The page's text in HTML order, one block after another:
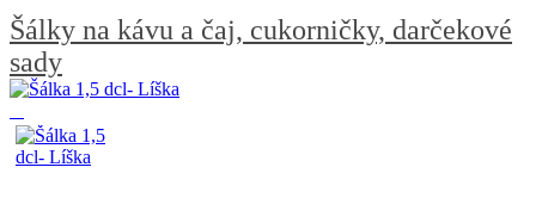
Šálky na kávu a čaj, cukorničky, darčekové
sady